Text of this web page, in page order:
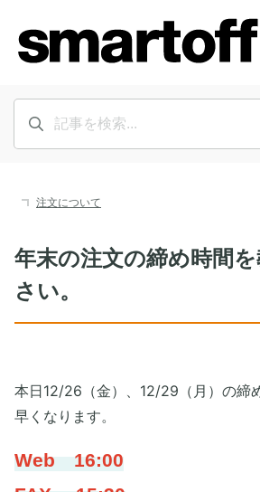
注文について
年末の注文の締め時間
さい。
本日12/26（金）、12/29（月）の締
早くなります。
Web 16:00